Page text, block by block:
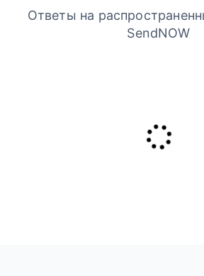
Ответы на
SendNOW